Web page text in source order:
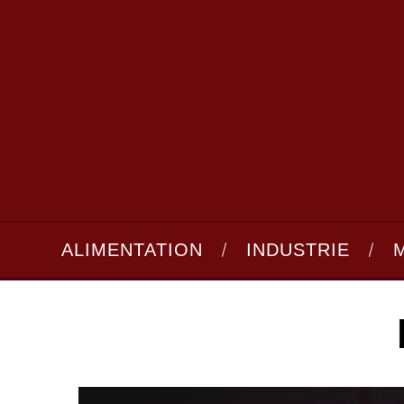
ALIMENTATION INDUSTRIE